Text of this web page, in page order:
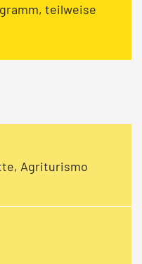
teilweise
Agriturismo